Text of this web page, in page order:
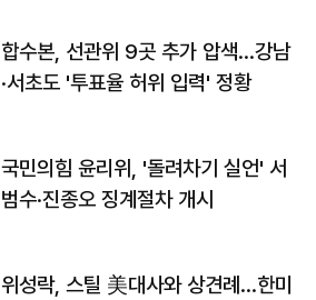
합수본, 선관위 9곳 추가 압색…강남
·서초도 '투표율 허위 입력' 정황
국민의힘 윤리위, '돌려차기 실언' 서
범수·진종오 징계절차 개시
위성락, 스틸 美대사와 상견례…한미